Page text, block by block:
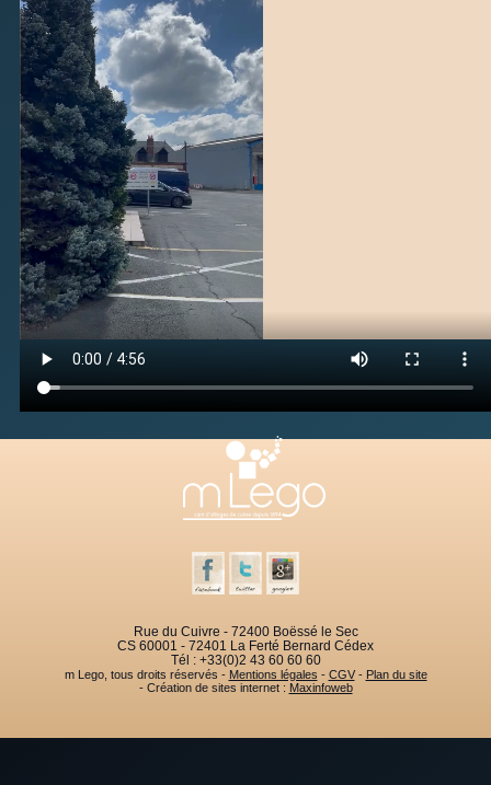
Rue du Cuivre - 72400 Boëssé le Sec
CS 60001 - 72401 La Ferté Bernard Cédex
Tél : +33(0)2 43 60 60 60
m Lego, tous droits réservés - Mentions légales - CGV- Plan du site
- Création de sites internet : Maxinfoweb